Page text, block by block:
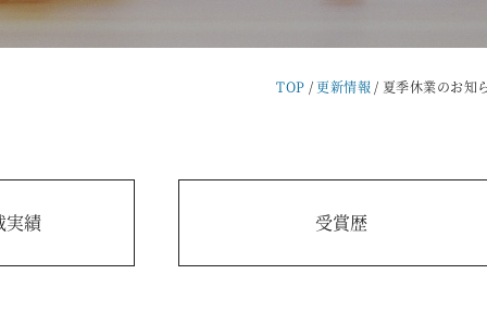
TOP 更新情報 夏季休業のお知
実績 受賞歴